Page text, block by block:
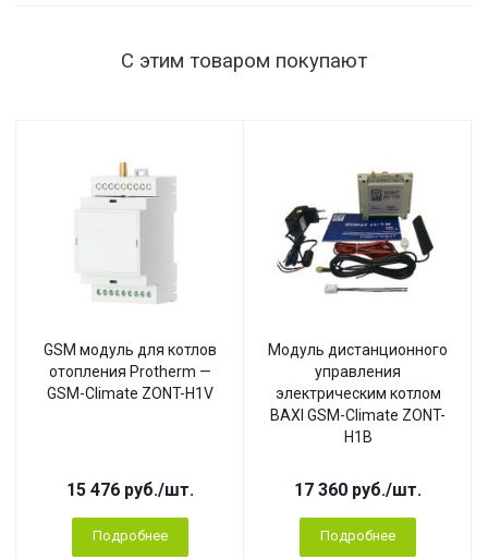
С этим товаром покупают
GSM модуль для котлов
отопления Protherm —
GSM-Climate ZONT-H1V
15 476 руб./шт.
Подробнее
Модуль дистанционного
управления
электрическим котлом
BAXI GSM-Climate ZONT-
H1B
17 360 руб./шт.
Подробнее